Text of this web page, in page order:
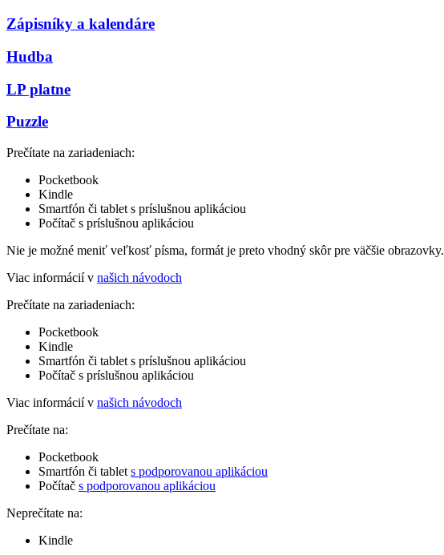
Zápisníky a kalendáre
Hudba
LP platne
Puzzle
Prečítate na zariadeniach:
Pocketbook
Kindle
Smartfón či tablet s príslušnou aplikáciou
Počítač s príslušnou aplikáciou
Nie je možné meniť veľkosť písma, formát je preto vhodný skôr pre väčšie obrazovky.
Viac informácií v našich návodoch
Prečítate na zariadeniach:
Pocketbook
Kindle
Smartfón či tablet s príslušnou aplikáciou
Počítač s príslušnou aplikáciou
Viac informácií v našich návodoch
Prečítate na:
Pocketbook
Smartfón či tablet s podporovanou aplikáciou
Počítač s podporovanou aplikáciou
Neprečítate na:
Kindle